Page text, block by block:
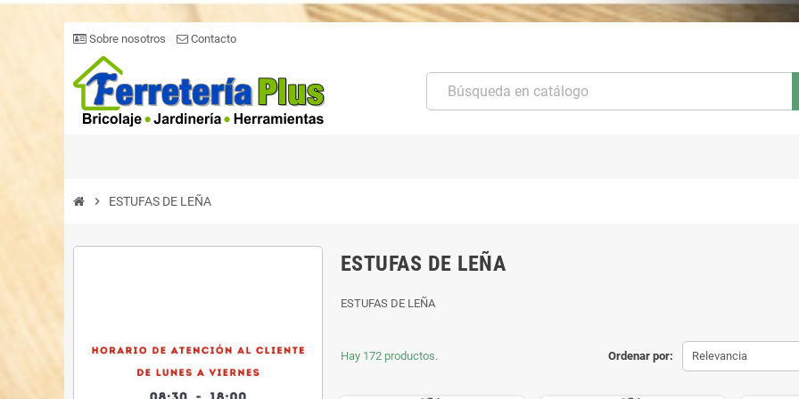
Sobre nosotros Contacto
chevron_right ESTUFAS DE LEÑA
ESTUFAS DE LEÑA
ESTUFAS DE LEÑA
Ordenar por: Relevancia
Hay 172 productos.